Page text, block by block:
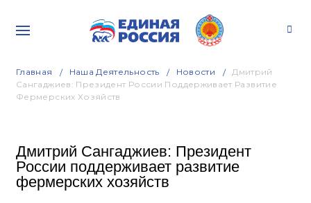
Главная Наша Деятельность Новости
Дмитрий
Сангаджиев: Президент России Поддерживает Развитие
Фермерских Хозяйств
Дмитрий Сангаджиев: Президент
России поддерживает развитие
фермерских хозяйств